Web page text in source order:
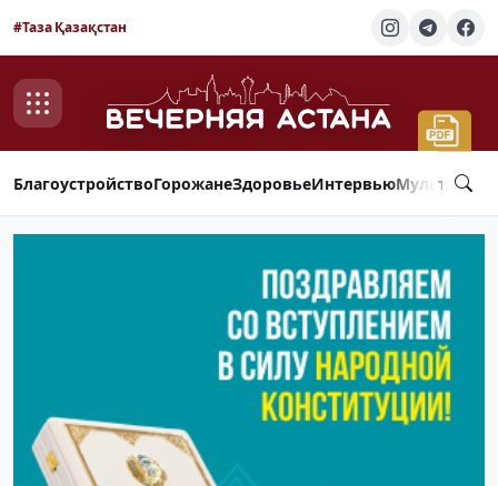
#Таза Қазақстан
БлагоустройствоГорожанеЗдоровьеИнтервью